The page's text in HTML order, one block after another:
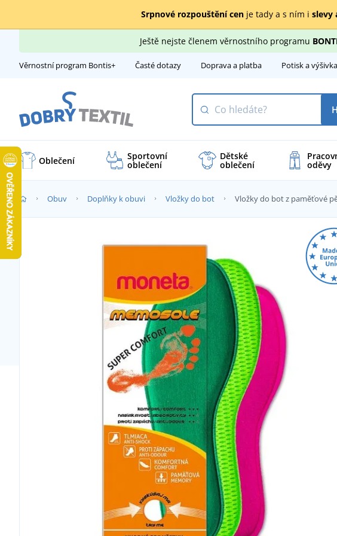
Srpnové rozpouštění cenje tady a s ním i slevy
Ještě nejste členem věrnostního programu
Věrnostní program Bontis+ Časté dotazy Doprava a platba Potisk a výšivka
Oblečení Sportovní
oblečení
Dětské
oblečení oděvy
Obuv Doplňky k obuvi Vložky do bot Vložky do bot z paměťové